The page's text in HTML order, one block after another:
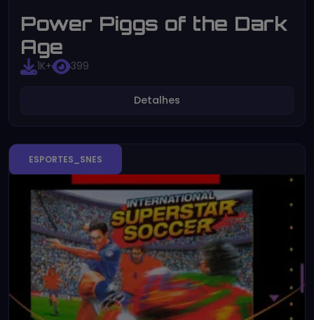
Power Piggs of the Dark
Age
1K+ 399
Detalhes
ESPORTES_SNES